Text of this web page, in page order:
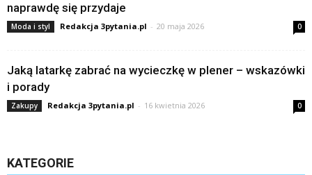
naprawdę się przydaje
Moda i styl Redakcja 3pytania.pl - 20 maja 2026 0
Jaką latarkę zabrać na wycieczkę w plener – wskazówki
i porady
Zakupy Redakcja 3pytania.pl - 16 kwietnia 2026 0
KATEGORIE